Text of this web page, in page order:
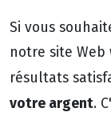
Si vous
notre site Web
résultats
votre argent.